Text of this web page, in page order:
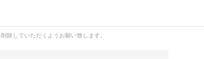
除していただくようお願い致します。